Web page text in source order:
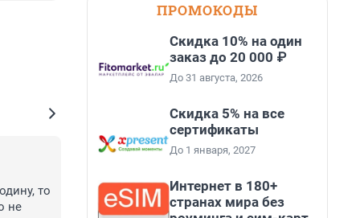
то
не
ПРОМОКОДЫ
Скидка 10% на один
заказ до 20 000 ₽
До 31 августа, 2026
Скидка 5% на все
сертификаты
До 1 января, 2027
Интернет в 180+
странах мира без